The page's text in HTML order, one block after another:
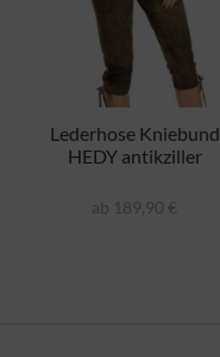
Lederhose Kniebund
HEDY antikziller
ab 189,90 €